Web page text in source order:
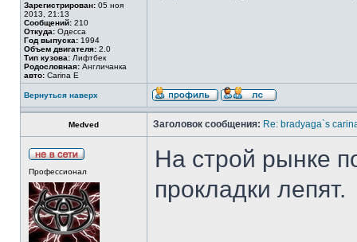
Зарегистрирован: 05 ноя
2013, 21:13
Сообщений: 210
Откуда: Одесса
Год выпуска: 1994
Объем двигателя: 2.0
Тип кузова: Лифтбек
Родословная: Англичанка
авто: Carina E
Вернуться наверх
Medved Заголовок сообщения: Re: bradyaga`s
Профессионал
На строй рынке
прокладки лепят.